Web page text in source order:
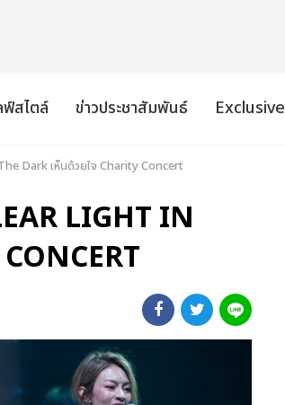
ฟ์สไตล์ ข่าวประชาสัมพันธ์ Exclusive
Dark เห็นด้วยใจ Charity Concert
LIGHT IN